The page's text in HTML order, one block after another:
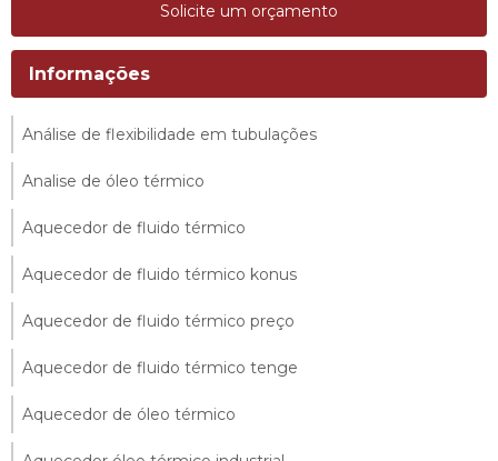
Solicite um orçamento
Informações
Análise de flexibilidade em tubulações
Analise de óleo térmico
Aquecedor de fluido térmico
Aquecedor de fluido térmico konus
Aquecedor de fluido térmico preço
Aquecedor de fluido térmico tenge
Aquecedor de óleo térmico